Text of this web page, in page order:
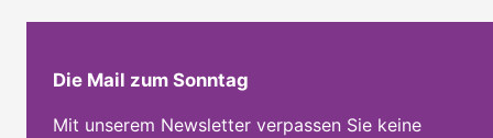
Die Mail zum Sonntag
Mit unserem Newsletter verpassen Sie keine